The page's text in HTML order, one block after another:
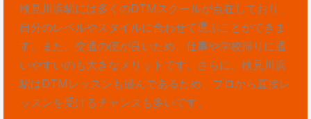
検見川浜駅には多くのDTMスクールが点在しており、
自分のレベルやスタイルに合わせて選ぶことができま
す。また、交通の便が良いため、仕事や学校帰りに通
いやすいのも大きなメリットです。さらに、検見川浜
駅はDTMレッスンも盛んであるため、プロから直接レ
ッスンを受けるチャンスも多いです。